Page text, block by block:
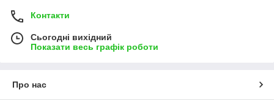
Контакти
Сьогодні вихідний
Показати весь графік роботи
Про нас